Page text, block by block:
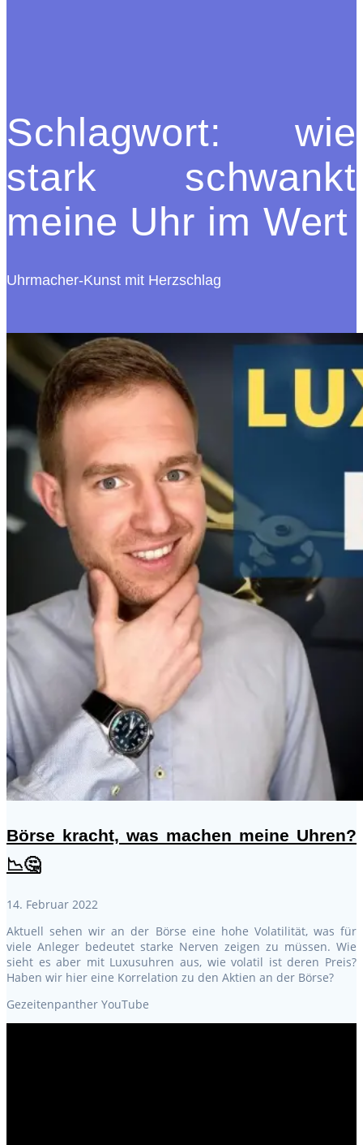
Schlagwort:wie
stark schwankt
meine Uhr im Wert
Uhrmacher-Kunst mit Herzschlag
Börse kracht, was machen meine Uhren?
📉🤔
14. Februar 2022
Aktuell sehen wir an der Börse eine hohe Volatilität, was für
viele Anleger bedeutet starke Nerven zeigen zu müssen. Wie
sieht es aber mit Luxusuhren aus, wie volatil ist deren Preis?
Haben wir hier eine Korrelation zu den Aktien an der Börse?
Gezeitenpanther YouTube